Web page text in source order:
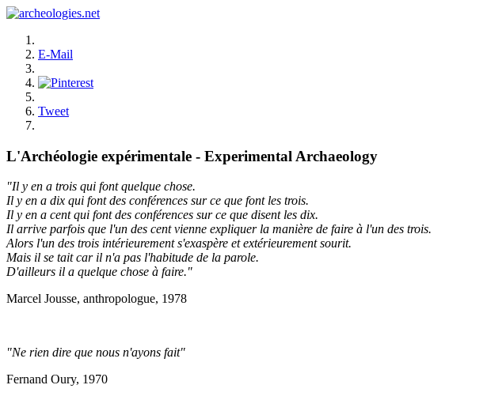
E-Mail
Tweet
L'Archéologie expérimentale - Experimental Archaeology
"Il y en a trois qui font quelque chose.
Il y en a dix qui font des conférences sur ce que font les trois.
Il y en a cent qui font des conférences sur ce que disent les dix.
Il arrive parfois que l'un des cent vienne expliquer la manière de faire à l'un des trois.
Alors l'un des trois intérieurement s'exaspère et extérieurement sourit.
Mais il se tait car il n'a pas l'habitude de la parole.
D'ailleurs il a quelque chose à faire."
Marcel Jousse, anthropologue, 1978
"Ne rien dire que nous n'ayons fait"
Fernand Oury, 1970